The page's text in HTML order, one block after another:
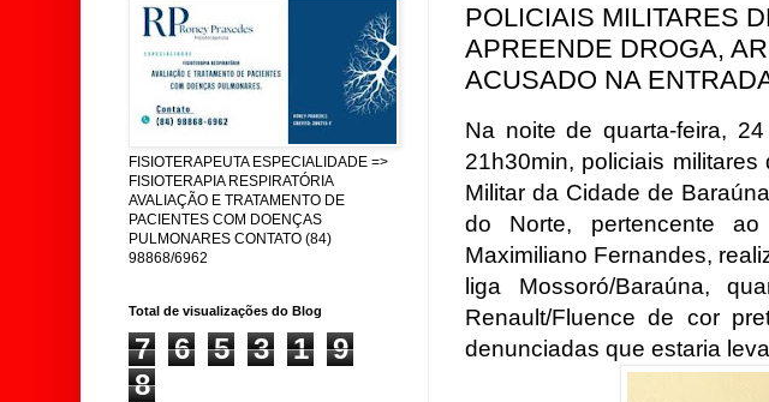
POLICIAIS MILITARES
APREENDE DROGA,
ACUSADO NA
Na noite de quarta-feira,
21h30min, policiais
Militar da Cidade de
do Norte, pertencente
Maximiliano Fernandes,
liga Mossoró/Baraúna,
Renault/Fluence de cor
denunciadas que estaria
FISIOTERAPEUTA ESPECIALIDADE =>
FISIOTERAPIA RESPIRATÓRIA
AVALIAÇÃO E TRATAMENTO DE
PACIENTES COM DOENÇAS
PULMONARES CONTATO (84)
98868/6962
Total de visualizações do Blog
7 6 5 3 1
9
8